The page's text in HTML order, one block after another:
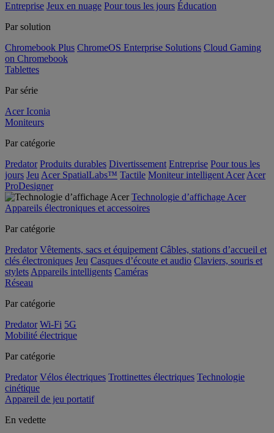
Entreprise Jeux en nuage Pour tous les jours Éducation
Par solution
Chromebook Plus ChromeOS Enterprise Solutions Cloud Gaming
on Chromebook
Tablettes
Par série
Acer Iconia
Moniteurs
Par catégorie
Predator Produits durables Divertissement Entreprise Pour tous les
jours Jeu Acer SpatialLabs™ Tactile Moniteur intelligent Acer Acer
ProDesigner
Technologie d’affichage Acer
Appareils électroniques et accessoires
Par catégorie
Predator Vêtements, sacs et équipement Câbles, stations d’accueil et
clés électroniques Jeu Casques d’écoute et audio Claviers, souris et
stylets Appareils intelligents Caméras
Réseau
Par catégorie
Predator Wi-Fi 5G
Mobilité électrique
Par catégorie
Predator Vélos électriques Trottinettes électriques Technologie
cinétique
Appareil de jeu portatif
En vedette